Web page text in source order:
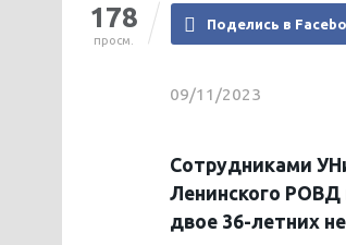
178
просм.
Поделись в
09/11/2023
Сотрудниками
Ленинского РОВД
двое 36-летних